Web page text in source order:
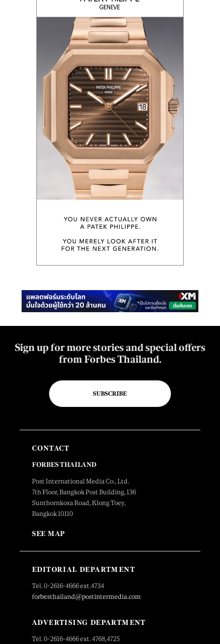
Sign up for more stories and special offers
from Forbes Thailand.
SUBSCRIBE
CONTACT
FORBES THAILAND
Post International Media Co., Ltd.
7th Floor, Bangkok Post Building, 136
Sunthornkosa Road, Klong Toey,
Bangkok 10110
SEE MAP
EDITORIAL DEPARTMENT
Tel. 0-2616-4666 ext.4734
forbesthailand@postintermedia.com
ADVERTISING DEPARTMENT
Tel. 0-2616-4666 ext. 4768,4725